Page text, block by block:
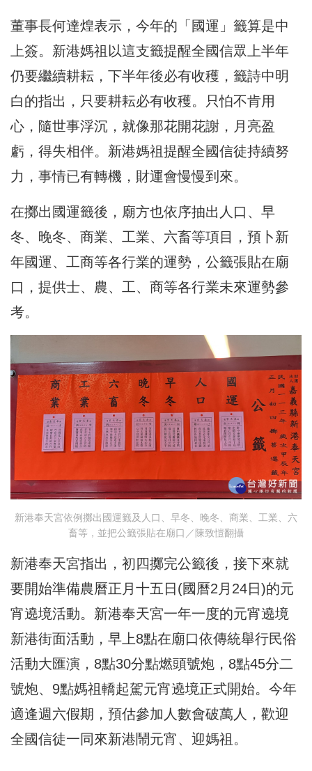
董事長何達煌表示，今年的「國運」籤算是中
上簽。新港媽祖以這支籤提醒全國信眾上半年
仍要繼續耕耘，下半年後必有收穫，籤詩中明
白的指出，只要耕耘必有收穫。只怕不肯用
心，隨世事浮沉，就像那花開花謝，月亮盈
虧，得失相伴。新港媽祖提醒全國信徒持續努
力，事情已有轉機，財運會慢慢到來。
在擲出國運籤後，廟方也依序抽出人口、早
冬、晚冬、商業、工業、六畜等項目，預卜新
年國運、工商等各行業的運勢，公籤張貼在廟
口，提供士、農、工、商等各行業未來運勢參
考。
新港奉天宮依例擲出國運籤及人口、早冬、晚冬、商業、工業、六
畜等，並把公籤張貼在廟口／陳致愷翻攝
新港奉天宮指出，初四擲完公籤後，接下來就
要開始準備農曆正月十五日(國曆2月24日)的元
宵遶境活動。新港奉天宮一年一度的元宵遶境
新港街面活動，早上8點在廟口依傳統舉行民俗
活動大匯演，8點30分點燃頭號炮，8點45分二
號炮、9點媽祖轎起駕元宵遶境正式開始。今年
適逢週六假期，預估參加人數會破萬人，歡迎
全國信徒一同來新港鬧元宵、迎媽祖。